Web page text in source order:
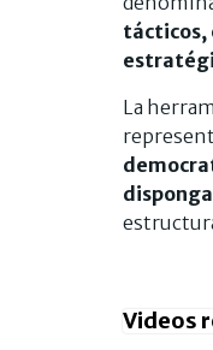
tácticos,
La
Videos